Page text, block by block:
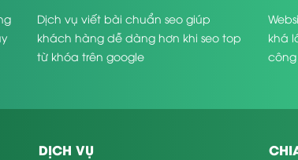
Dịch vụ viết bài chuẩn seo giúp
khách hàng dễ dàng hơn khi seo top
từ khóa trên google
khá
DỊCH VỤ